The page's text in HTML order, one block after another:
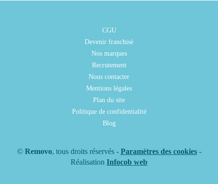
CGU
Devenir franchisé
Nos marques
Recrutement
Nous contacter
Mentions légales
Plan du site
Politique de confidentialité
Blog
© Removo, tous droits réservés - Paramètres des cookies-
Réalisation Infocob web